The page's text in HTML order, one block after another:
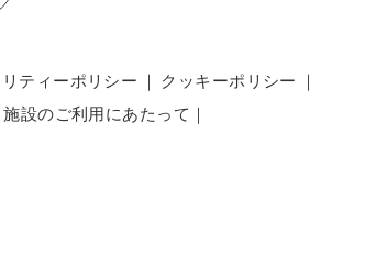
ティーポリシー ｜ クッキーポリシー ｜
施設のご利用にあたって ｜